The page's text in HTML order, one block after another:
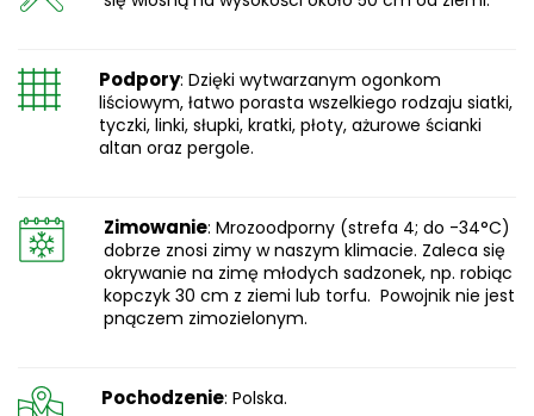
Podpory: Dzięki wytwarzanym ogonkom
liściowym, łatwo porasta wszelkiego rodzaju siatki,
tyczki, linki, słupki, kratki, płoty, ażurowe ścianki
altan oraz pergole.
Zimowanie: Mrozoodporny (strefa 4; do -34°C)
dobrze znosi zimy w naszym klimacie. Zaleca się
okrywanie na zimę młodych sadzonek, np. robiąc
kopczyk 30 cm z ziemi lub torfu. Powojnik nie jest
pnączem zimozielonym.
Pochodzenie: Polska.